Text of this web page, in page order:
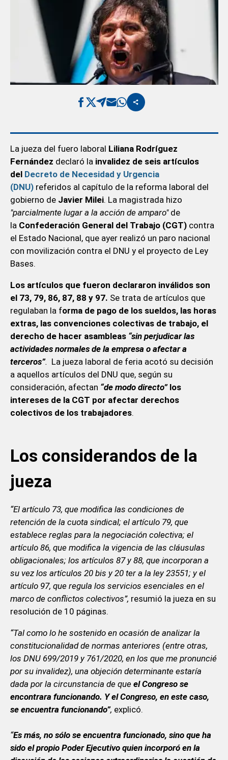
La jueza del fuero laboral Liliana Rodríguez
Fernández declaró la invalidez de seis artículos
del Decreto de Necesidad y Urgencia
(DNU) referidos al capítulo de la reforma laboral del
gobierno de Javier Milei. La magistrada hizo
"parcialmente lugar a la acción de amparo"de
la Confederación General del Trabajo (CGT)contra
el Estado Nacional, que ayer realizó un paro nacional
con movilización contra el DNU y el proyecto de Ley
Bases.
Los artículos que fueron declararon inválidos son
el 73, 79, 86, 87, 88 y 97. Se trata de artículos que
regulaban la forma de pago de los sueldos, las horas
extras, las convenciones colectivas de trabajo, el
derecho de hacer asambleas “sin perjudicar las
actividades normales de la empresa o afectar a
terceros”. La jueza laboral de feria acotó su decisión
a aquellos artículos del DNU que, según su
consideración, afectan “de modo directo”los
intereses de la CGT por afectar derechos
colectivos de los trabajadores.
Los considerandos de la
jueza
“El artículo 73, que modifica las condiciones de
retención de la cuota sindical; el artículo 79, que
establece reglas para la negociación colectiva; el
artículo 86, que modifica la vigencia de las cláusulas
obligacionales; los artículos 87 y 88, que incorporan a
su vez los artículos 20 bis y 20 ter a la ley 23551; y el
artículo 97, que regula los servicios esenciales en el
marco de conflictos colectivos”, resumió la jueza en su
resolución de 10 páginas.
“Tal como lo he sostenido en ocasión de analizar la
constitucionalidad de normas anteriores (entre otras,
los DNU 699/2019 y 761/2020, en los que me pronuncié
por su invalidez), una objeción determinante estaría
dada por la circunstancia de que el Congreso se
encontrara funcionando. Y el Congreso, en este caso,
se encuentra funcionando”, explicó.
“Es más, no sólo se encuentra funcionado, sino que ha
sido el propio Poder Ejecutivo quien incorporó en la